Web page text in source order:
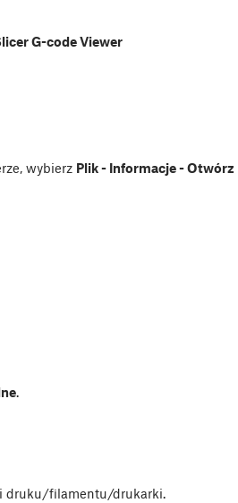
G-code Viewer
wybierz Plik - Informacje - Otwórz
.
druku/filamentu/drukarki.